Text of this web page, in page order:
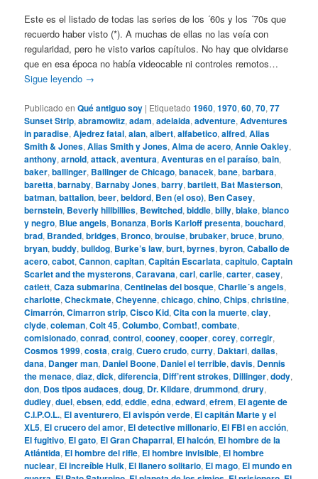
Este es el listado de todas las series de los ´60s y los ´70s que
recuerdo haber visto (*). A muchas de ellas no las veía con
regularidad, pero he visto varios capítulos. No hay que olvidarse
que en esa época no había videocable ni controles remotos…
Sigue leyendo →
Publicado en Qué antiguo soy | Etiquetado 1960,1970,60,70,77
Sunset Strip,abramowitz,adam,adelaida,adventure,Adventures
in paradise,Ajedrez fatal,alan,albert,alfabetico,alfred,Alias
Smith & Jones,Alias Smith y Jones,Alma de acero,Annie Oakley,
anthony,arnold,attack,aventura,Aventuras en el paraíso,bain,
baker,ballinger, Ballinger de Chicago,banacek,bane,barbara,
baretta,barnaby, Barnaby Jones,barry,bartlett, Bat Masterson,
batman,battalion,beer,beldord, Ben (el oso), Ben Casey,
bernstein, Beverly hillbillies, Bewitched,biddle,billy,blake,blanco
y negro, Blue angels, Bonanza, Boris Karloff presenta,bouchard,
brad, Branded,bridges, Bronco,brouise,brubaker,bruce,bruno,
bryan,buddy,bulldog, Burke’s law,burt,byrnes,byron,Caballo de
acero,cabot,Cannon,capitan,Capitán Escarlata,capitulo,Captain
Scarlet and the mysterons,Caravana,carl,carlie,carter,casey,
catlett,Caza submarina,Centinelas del bosque,Charlie´s angels,
charlotte,Checkmate,Cheyenne,chicago,chino,Chips,christine,
Cimarrón,Cimarron strip,Cisco Kid,Cita con la muerte,clay,
clyde,coleman,Colt 45,Columbo,Combat!,combate,
comisionado,conrad,control,cooney,cooper,corey,corregir,
Cosmos 1999,costa,craig,Cuero crudo,curry, Daktari,dallas,
dana, Danger man, Daniel Boone, Daniel el terrible,davis, Dennis
the menace,diaz,dick,diferencia, Diff’rent strokes, Dillinger,dody,
don, Dos tipos audaces,doug, Dr. Kildare,drummond,drury,
dudley,duel,ebsen,edd,eddie,edna,edward,efrem, El agente de
C.I.P.O.L., El aventurero, El avispón verde, El capitán Marte y el
XL5, El crucero del amor, El detective millonario, El FBI en acción,
El fugitivo, El gato, El Gran Chaparral, El halcón, El hombre de la
Atlántida, El hombre del rifle, El hombre invisible, El hombre
nuclear, El increíble Hulk, El llanero solitario, El mago, El mundo en